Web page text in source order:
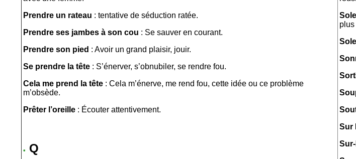
Prendre un rateau : tentative de séduction ratée.
Prendre ses jambes à son cou : Se sauver en courant.
Prendre son pied : Avoir un grand plaisir, jouir.
Se prendre la tête : S’énerver, s’obnubiler, se rendre fou.
Cela me prend la tête : Cela m’énerve, me rend fou, cette idée ou ce problème
m’obsède.
Prêter l’oreille : Écouter attentivement.
• Q
plus
Sur